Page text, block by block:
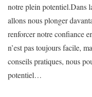
notre plein potentiel.Dans
allons nous plonger
renforcer notre confiance
n’est pas toujours facile,
conseils pratiques, nous
potentiel…